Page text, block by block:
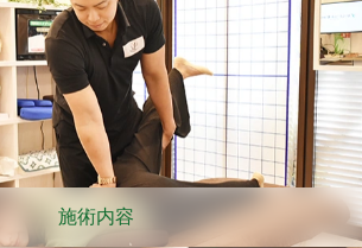
施術内容